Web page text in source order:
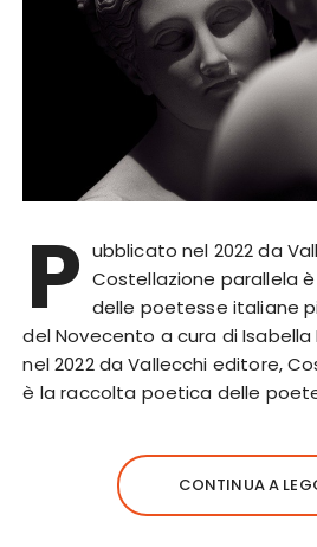
P ubblicato nel 2022 da
Costellazione parallela
delle poetesse italiane
del Novecento a cura di Isabella
nel 2022 da Vallecchi editore,
è la raccolta poetica delle
CONTINUA A